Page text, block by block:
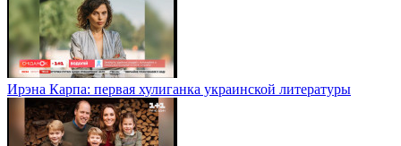
Ирэна Карпа: первая хулиганка украинской литературы